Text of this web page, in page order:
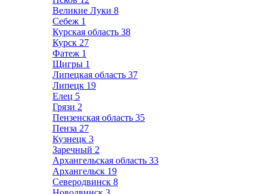
Великие Луки 8
Себеж 1
Курская область 38
Курск 27
Фатеж 1
Щигры 1
Липецкая область 37
Липецк 19
Елец 5
Грязи 2
Пензенская область 35
Пенза 27
Кузнецк 3
Заречный 2
Архангельская область 33
Архангельск 19
Северодвинск 8